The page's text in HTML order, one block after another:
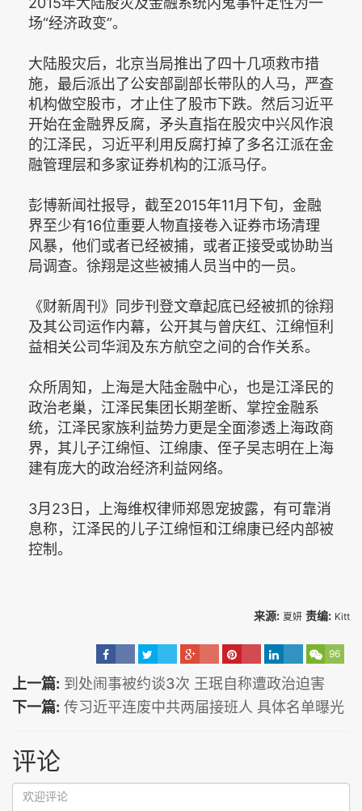
场“经济政变”。
大陆股灾后，北京当局推出了四十几项救市措
施，最后派出了公安部副部长带队的人马，严查
机构做空股市，才止住了股市下跌。然后习近平
开始在金融界反腐，矛头直指在股灾中兴风作浪
的江泽民，习近平利用反腐打掉了多名江派在金
融管理层和多家证券机构的江派马仔。
彭博新闻社报导，截至2015年11月下旬，金融
界至少有16位重要人物直接卷入证券市场清理
风暴，他们或者已经被捕，或者正接受或协助当
局调查。徐翔是这些被捕人员当中的一员。
《财新周刊》同步刊登文章起底已经被抓的徐翔
及其公司运作内幕，公开其与曾庆红、江绵恒利
益相关公司华润及东方航空之间的合作关系。
众所周知，上海是大陆金融中心，也是江泽民的
政治老巢，江泽民集团长期垄断、掌控金融系
统，江泽民家族利益势力更是全面渗透上海政商
界，其儿子江绵恒、江绵康、侄子吴志明在上海
建有庞大的政治经济利益网络。
3月23日，上海维权律师郑恩宠披露，有可靠消
息称，江泽民的儿子江绵恒和江绵康已经内部被
控制。
来源: 夏妍 责编: Kitt
96
上一篇: 到处闹事被约谈3次 王珉自称遭政治迫害
下一篇: 传习近平连废中共两届接班人 具体名单曝光
评论